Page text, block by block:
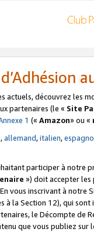
actuels, découvrez les
partenaires (le « Site
1 (« Amazon» ou «
,allemand,italien,
participer à notre
») doit accepter les
vous inscrivant à notre
à la Section 12), qui
le Décompte de
que vous publiez